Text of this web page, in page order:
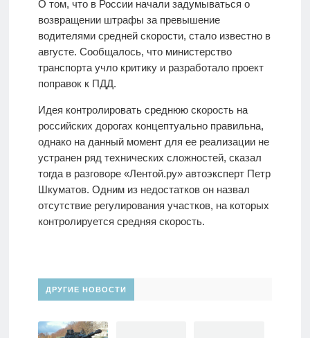
О том, что в России начали задумываться о
возвращении штрафы за превышение
водителями средней скорости, стало известно в
августе. Сообщалось, что министерство
транспорта учло критику и разработало проект
поправок к ПДД.
Идея контролировать среднюю скорость на
российских дорогах концептуально правильна,
однако на данный момент для ее реализации не
устранен ряд технических сложностей, сказал
тогда в разговоре «Лентой.ру» автоэксперт Петр
Шкуматов. Одним из недостатков он назвал
отсутствие регулирования участков, на которых
контролируется средняя скорость.
ДРУГИЕ НОВОСТИ